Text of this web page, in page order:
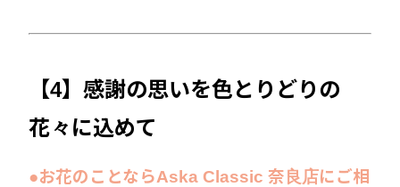
【4】感謝の思いを色とりどりの
花々に込めて
●お花のことならAska Classic 奈良店にご相